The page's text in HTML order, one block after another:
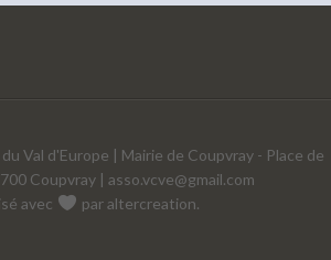
Val d'Europe | Mairie de Coupvray - Place de
Coupvray | asso.vcve@gmail.com
avec
paraltercreation.